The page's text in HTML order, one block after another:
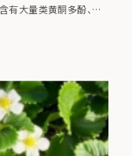
有大量类黄酮多酚、膳